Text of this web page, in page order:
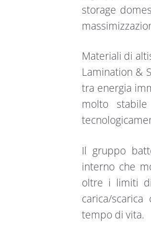
storage
Materiali di
Lamination &
tra energia
molto
Il gruppo
interno che
oltre i limiti
carica/
tempo di vita.